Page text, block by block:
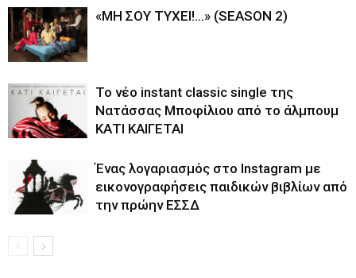
«ΜΗ ΣΟΥ ΤΥΧΕΙ!…» (SEASON 2)
Το νέο instant classic single της
Νατάσσας Μποφίλιου από το άλμπουμ
ΚΑΤΙ ΚΑΙΓΕΤΑΙ
Ένας λογαριασμός στο Instagram με
εικονογραφήσεις παιδικών βιβλίων από
την πρώην ΕΣΣΔ